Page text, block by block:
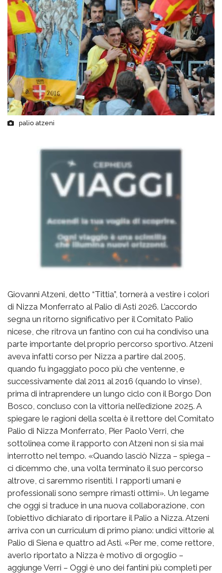
palio atzeni
Giovanni Atzeni, detto “Tittia”, tornerà a vestire i colori
di Nizza Monferrato al Palio di Asti 2026. L’accordo
segna un ritorno significativo per il Comitato Palio
nicese, che ritrova un fantino con cui ha condiviso una
parte importante del proprio percorso sportivo. Atzeni
aveva infatti corso per Nizza a partire dal 2005,
quando fu ingaggiato poco più che ventenne, e
successivamente dal 2011 al 2016 (quando lo vinse),
prima di intraprendere un lungo ciclo con il Borgo Don
Bosco, concluso con la vittoria nell’edizione 2025. A
spiegare le ragioni della scelta è il rettore del Comitato
Palio di Nizza Monferrato, Pier Paolo Verri, che
sottolinea come il rapporto con Atzeni non si sia mai
interrotto nel tempo. «Quando lasciò Nizza – spiega –
ci dicemmo che, una volta terminato il suo percorso
altrove, ci saremmo risentiti. I rapporti umani e
professionali sono sempre rimasti ottimi». Un legame
che oggi si traduce in una nuova collaborazione, con
l’obiettivo dichiarato di riportare il Palio a Nizza. Atzeni
arriva con un curriculum di primo piano: undici vittorie al
Palio di Siena e quattro ad Asti. «Per me, come rettore,
averlo riportato a Nizza è motivo di orgoglio –
aggiunge Verri – Oggi è uno dei fantini più completi per